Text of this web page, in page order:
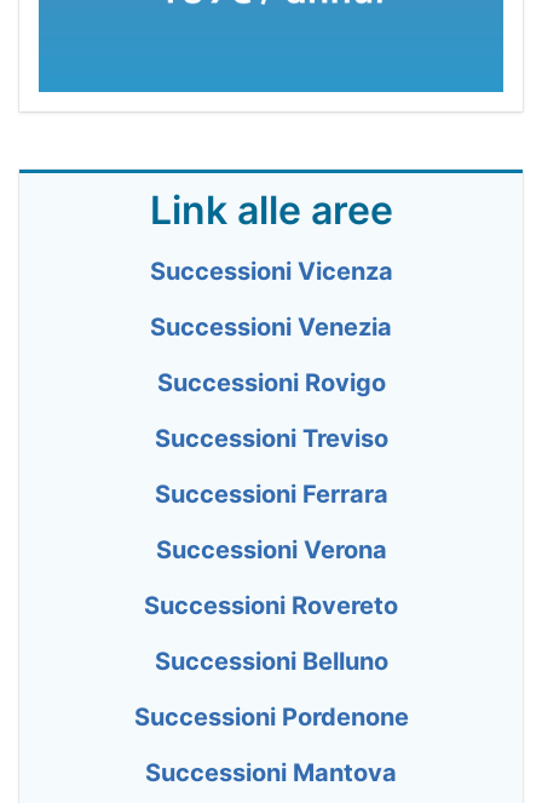
Link alle aree
Successioni Vicenza
Successioni Venezia
Successioni Rovigo
Successioni Treviso
Successioni Ferrara
Successioni Verona
Successioni Rovereto
Successioni Belluno
Successioni Pordenone
Successioni Mantova